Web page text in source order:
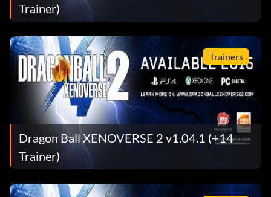
Trainer)
Trainers
Dragon Ball XENOVERSE 2 v1.04.1 (+14
Trainer)